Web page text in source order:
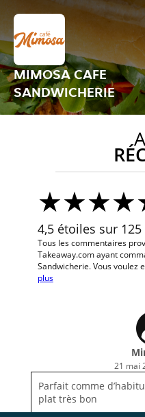
MIMOSA CAFE
SANDWICHERIE
4,5 étoiles sur 125
Tous les commentaires
Takeaway.com ayant
Sandwicherie. Vous voulez
plus
21 mai
Parfait comme
plat très bon